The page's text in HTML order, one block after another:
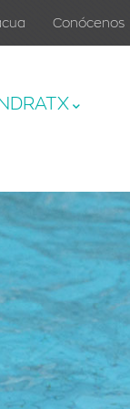
Conócenos